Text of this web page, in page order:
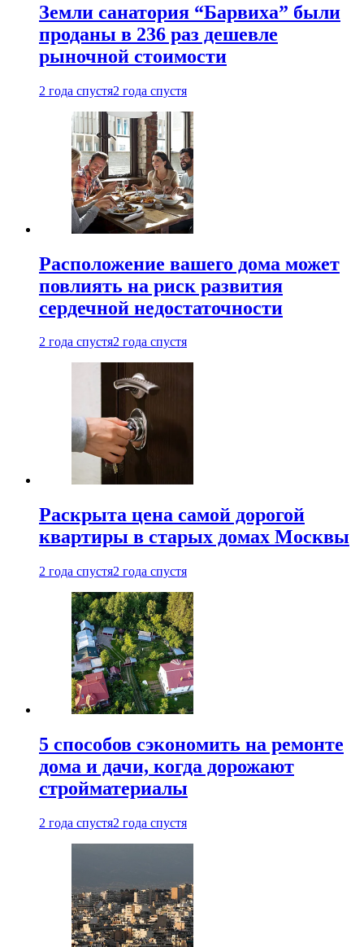
Земли санатория “Барвиха” были
проданы в 236 раз дешевле
рыночной стоимости
2 года спустя2 года спустя
Расположение вашего дома может
повлиять на риск развития
сердечной недостаточности
2 года спустя2 года спустя
Раскрыта цена самой дорогой
квартиры в старых домах Москвы
2 года спустя2 года спустя
5 способов сэкономить на ремонте
дома и дачи, когда дорожают
стройматериалы
2 года спустя2 года спустя